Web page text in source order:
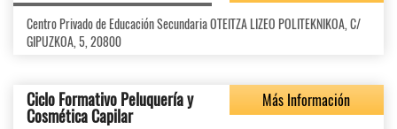
Centro Privado de Educación Secundaria OTEITZA LIZEO POLITEKNIKOA, C/
GIPUZKOA, 5, 20800
Ciclo Formativo Peluquería y
Cosmética Capilar
Más Información